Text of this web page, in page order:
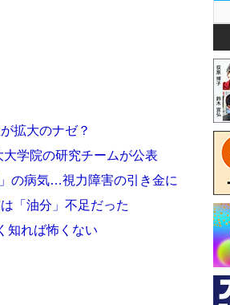
拡大のナゼ？
学院の研究チームが公表
の病気…視力障害の引き金に
「油分」不足だった
知れば怖くない